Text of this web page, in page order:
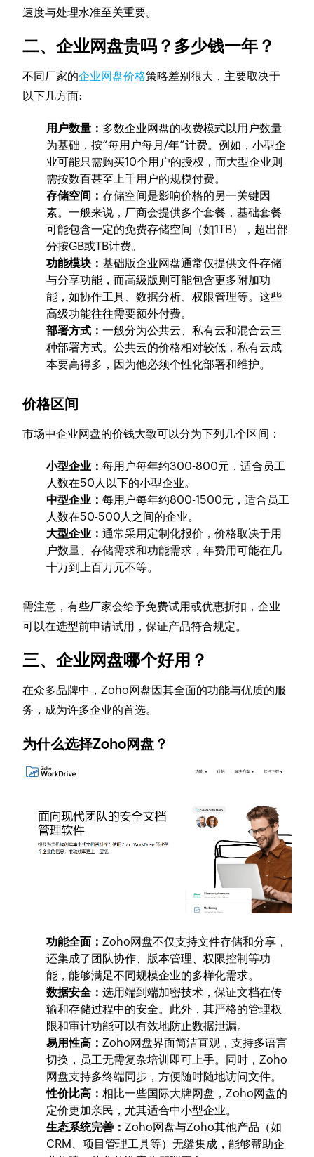
速度与处理水准至关重要。
二、企业网盘贵吗？多少钱一年？
不同厂家的企业网盘价格策略差别很大，主要取决于
以下几方面:
用户数量： 多数企业网盘的收费模式以用户数量
为基础，按“每用户每月/年”计费。例如，小型企
业可能只需购买10个用户的授权，而大型企业则
需按数百甚至上千用户的规模付费。
存储空间：存储空间是影响价格的另一关键因
素。一般来说，厂商会提供多个套餐，基础套餐
可能包含一定的免费存储空间（如1TB），超出部
分按GB或TB计费。
功能模块：基础版企业网盘通常仅提供文件存储
与分享功能，而高级版则可能包含更多附加功
能，如协作工具、数据分析、权限管理等。这些
高级功能往往需要额外付费。
部署方式：一般分为公共云、私有云和混合云三
种部署方式。公共云的价格相对较低，私有云成
本要高得多，因为他必须个性化部署和维护。
价格区间
市场中企业网盘的价钱大致可以分为下列几个区间：
小型企业：每用户每年约300-800元，适合员工
人数在50人以下的小型企业。
中型企业：每用户每年约800-1500元，适合员工
人数在50-500人之间的企业。
大型企业：通常采用定制化报价，价格取决于用
户数量、存储需求和功能需求，年费用可能在几
十万到上百万元不等。
需注意，有些厂家会给予免费试用或优惠折扣，企业
可以在选型前申请试用，保证产品符合规定。
三、企业网盘哪个好用？
在众多品牌中，Zoho网盘因其全面的功能与优质的服
务，成为许多企业的首选。
为什么选择Zoho网盘？
功能全面：Zoho网盘不仅支持文件存储和分享，
还集成了团队协作、版本管理、权限控制等功
能，能够满足不同规模企业的多样化需求。
数据安全：选用端到端加密技术，保证文档在传
输和存储过程中的安全。此外，其严格的管理权
限和审计功能可以有效地防止数据泄漏。
易用性高：Zoho网盘界面简洁直观，支持多语言
切换，员工无需复杂培训即可上手。同时，Zoho
网盘支持多终端同步，方便随时随地访问文件。
性价比高：相比一些国际大牌网盘，Zoho网盘的
定价更加亲民，尤其适合中小型企业。
生态系统完善：Zoho网盘与Zoho其他产品（如
CRM、项目管理工具等）无缝集成，能够帮助企